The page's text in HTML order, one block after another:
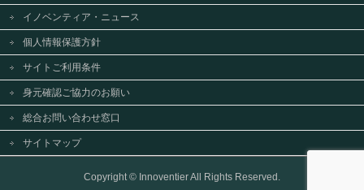
イノベンティア・ニュース
個人情報保護方針
サイトご利用条件
身元確認ご協力のお願い
総合お問い合わせ窓口
サイトマップ
Copyright © InnoventierAll Rights Reserved.